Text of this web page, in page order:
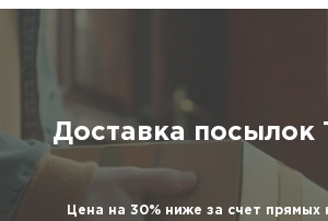
Доставка посылок
Цена на 30% ниже за счет прямых